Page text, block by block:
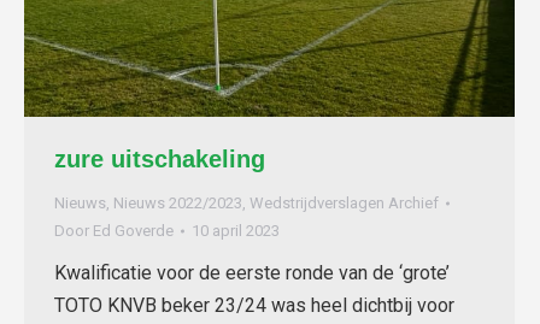
zure uitschakeling
Nieuws, Nieuws 2022/2023, Wedstrijdverslagen Archief
Door Ed Goverde 10 april 2023
Kwalificatie voor de eerste ronde van de ‘grote’
TOTO KNVB beker 23/24 was heel dichtbij voor